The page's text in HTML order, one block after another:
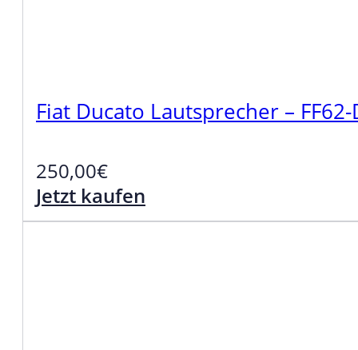
Fiat Ducato Lautsprecher – FF62-
250,00€
Jetzt kaufen